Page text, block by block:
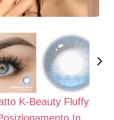
K-Beauty Fluffy